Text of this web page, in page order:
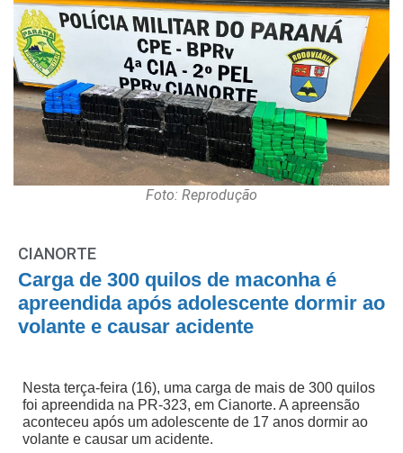
Foto: Reprodução
CIANORTE
Carga de 300 quilos de maconha é
apreendida após adolescente dormir ao
volante e causar acidente
Nesta terça-feira (16), uma carga de mais de 300 quilos
foi apreendida na PR-323, em Cianorte. A apreensão
aconteceu após um adolescente de 17 anos dormir ao
volante e causar um acidente.